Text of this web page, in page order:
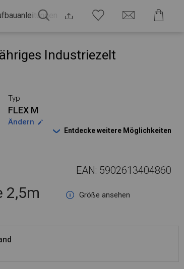
Industriezelt
Typ
FLEX M
Ändern
Entdecke weitere Möglichkeiten
EAN: 5902613404860
2,5m
Größe ansehen